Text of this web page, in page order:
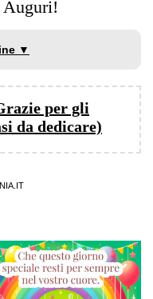
▼
per gli
da dedicare)